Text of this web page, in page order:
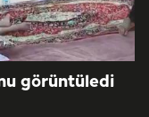
görüntüledi